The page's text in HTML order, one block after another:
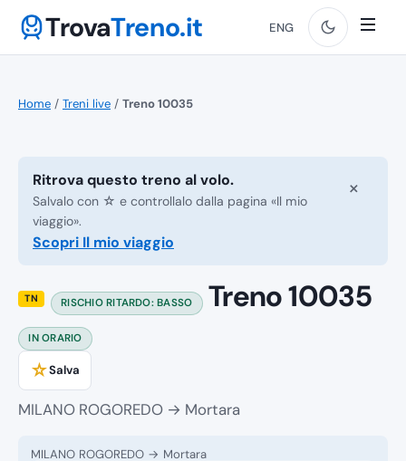
TrovaTreno.it ENG
Home / Treni live / Treno 10035
Ritrova questo treno al volo.
Salvalo con ☆ e controllalo dalla pagina «Il mio
viaggio».
Scopri Il mio viaggio
×
TN RISCHIO RITARDO: BASSO Treno 10035
IN ORARIO
☆Salva
MILANO ROGOREDO → Mortara
MILANO ROGOREDO → Mortara